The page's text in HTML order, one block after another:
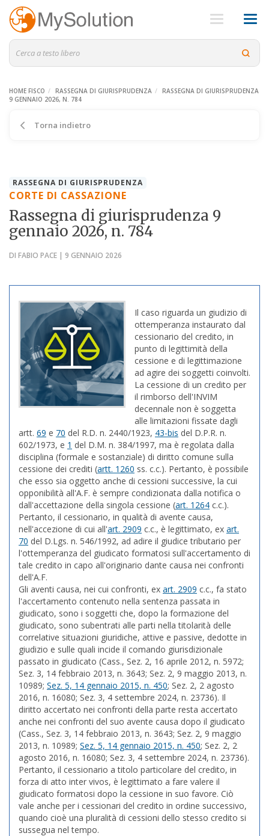
HOME FISCO RASSEGNA DI GIURISPRUDENZA
RASSEGNA DI GIURISPRUDENZA
9 GENNAIO 2026, N. 784
Torna indietro
RASSEGNA DI GIURISPRUDENZA
CORTE DI CASSAZIONE
Rassegna di giurisprudenza 9
gennaio 2026, n. 784
DI FABIO PACE | 9 GENNAIO 2026
Il caso riguarda un giudizio di
ottemperanza instaurato dal
cessionario del credito, in
punto di legittimità della
cessione e di legittimazione
ad agire dei soggetti coinvolti.
La cessione di un credito per
il rimborso dell'INVIM
decennale non è soggetta
alle limitazioni fissate dagli
artt. 69 e 70 del R.D. n. 2440/1923, 43-bis del D.P.R. n.
602/1973, e 1 del D.M. n. 384/1997, ma è regolata dalla
disciplina (formale e sostanziale) di diritto comune sulla
cessione dei crediti (artt. 1260 ss. c.c.). Pertanto, è possibile
che esso sia oggetto anche di cessioni successive, la cui
opponibilità all'A.F. è sempre condizionata dalla notifica o
dall'accettazione della singola cessione (art. 1264 c.c.).
Pertanto, il cessionario, in qualità di avente causa,
nell'accezione di cui all'art. 2909 c.c., è legittimato, ex art.
70 del D.Lgs. n. 546/1992, ad adire il giudice tributario per
l'ottemperanza del giudicato formatosi sull'accertamento di
tale credito in capo all'originario dante causa nei confronti
dell'A.F.
Gli aventi causa, nei cui confronti, ex art. 2909 c.c., fa stato
l'accertamento contenuto nella sentenza passata in
giudicato, sono i soggetti che, dopo la formazione del
giudicato, sono subentrati alle parti nella titolarità delle
correlative situazioni giuridiche, attive e passive, dedotte in
giudizio e sulle quali incide il comando giurisdizionale
passato in giudicato (Cass., Sez. 2, 16 aprile 2012, n. 5972;
Sez. 3, 14 febbraio 2013, n. 3643; Sez. 2, 9 maggio 2013, n.
10989; Sez. 5, 14 gennaio 2015, n. 450; Sez. 2, 2 agosto
2016, n. 16080; Sez. 3, 4 settembre 2024, n. 23736). Il
diritto accertato nei confronti della parte resta accertato
anche nei confronti del suo avente causa dopo il giudicato
(Cass., Sez. 3, 14 febbraio 2013, n. 3643; Sez. 2, 9 maggio
2013, n. 10989; Sez. 5, 14 gennaio 2015, n. 450; Sez. 2, 2
agosto 2016, n. 16080; Sez. 3, 4 settembre 2024, n. 23736).
Pertanto, il cessionario a titolo particolare del credito, in
forza di atto inter vivos, è legittimato a fare valere il
giudicato formatosi dopo la cessione in suo favore. Ciò
vale anche per i cessionari del credito in ordine successivo,
quando cioè una pluralità di cessioni dello stesso credito si
sussegua nel tempo.